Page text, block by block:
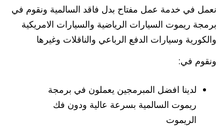
نعمل في خدمة عمل مفتاح بدل فاقد السالمية ونقوم في
برمجة ريموت السيارات الرياضية والسيارات الامريكية
والكورية وسيارات الدفع الرباعي والناقلات وغيرها
ونقوم في:
لدينا افضل المبرمجين يعملون في برمجة
ريموت السالمية بسرعة عالية ودون فك
الريموت